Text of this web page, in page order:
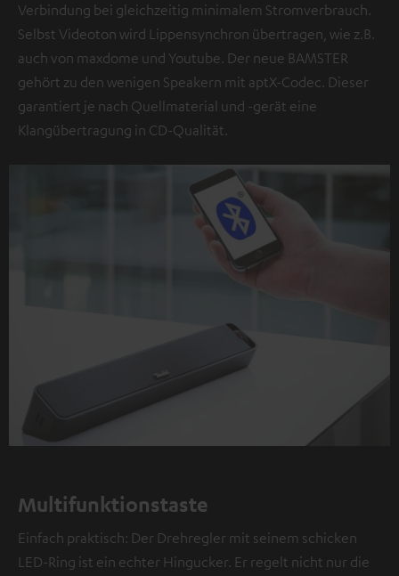
Verbindung bei gleichzeitig minimalem Stromverbrauch.
Selbst Videoton wird Lippensynchron übertragen, wie z.B.
auch von maxdome und Youtube. Der neue BAMSTER
gehört zu den wenigen Speakern mit aptX-Codec. Dieser
garantiert je nach Quellmaterial und -gerät eine
Klangübertragung in CD-Qualität.
Multifunktionstaste
Einfach praktisch: Der Drehregler mit seinem schicken
LED-Ring ist ein echter Hingucker. Er regelt nicht nur die